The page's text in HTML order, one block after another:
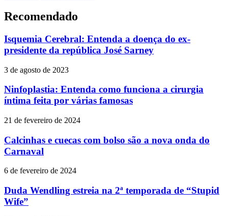
Recomendado
Isquemia Cerebral: Entenda a doença do ex-
presidente da república José Sarney
3 de agosto de 2023
Ninfoplastia: Entenda como funciona a cirurgia
íntima feita por várias famosas
21 de fevereiro de 2024
Calcinhas e cuecas com bolso são a nova onda do
Carnaval
6 de fevereiro de 2024
Duda Wendling estreia na 2ª temporada de “Stupid
Wife”